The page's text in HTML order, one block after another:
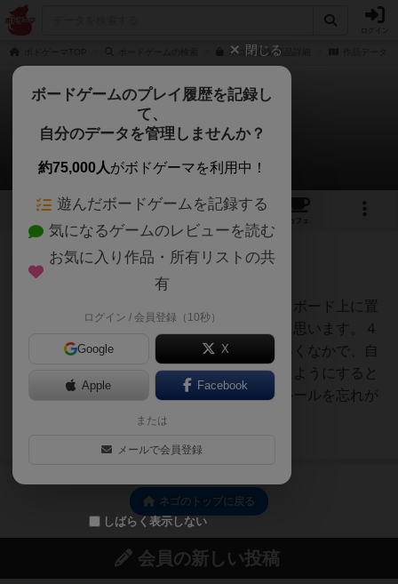
ネゴの通販/商品詳細
ネゴ
1件の戦略やコツ
5 6
カフェ
142名
４マスと３マスを埋めるネコからボード上に置
いていくのが基本的な進め方かと思います。４
マス＆３マス＞２マスと置いていくなかで、自
分だけが置ける陣地を確保できるようにすると
良いかと思います。顔の向きのルールを忘れが
ちなので注意が必要です！
ネゴのトップに戻る
会員の新しい投稿
閉じる
ボードゲームのプレイ履歴を記録し
て、
自分のデータを管理しませんか？
約75,000人がボドゲーマを利用中！
遊んだボードゲームを記録する
気になるゲームのレビューを読む
お気に入り作品・所有リストの共
有
ログイン / 会員登録（10秒）
Google X
Apple Facebook
または
メールで会員登録
しばらく表示しない